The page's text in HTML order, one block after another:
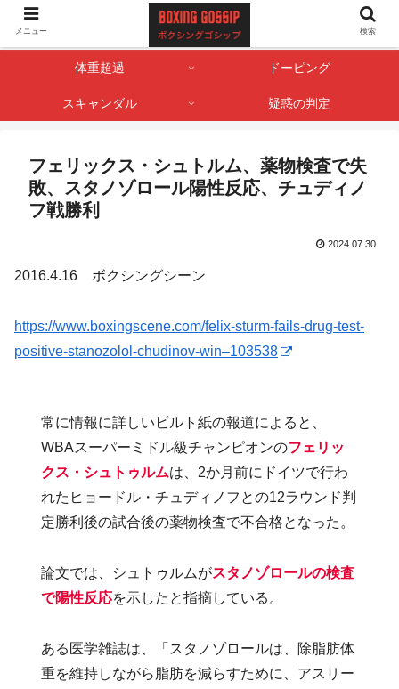
ボクサー・ボクシング界のゴシップやスキャンダル情報を記録しておくサイト
です。
体重超過 ドーピング
スキャンダル 疑惑の判定
フェリックス・シュトルム、薬物検査で失
敗、スタノゾロール陽性反応、チュディノ
フ戦勝利
2024.07.30
2016.4.16 ボクシングシーン
https://www.boxingscene.com/felix-sturm-fails-drug-test-
positive-stanozolol-chudinov-win–103538
常に情報に詳しいビルト紙の報道によると、
WBAスーパーミドル級チャンピオンのフェリッ
クス・シュトゥルムは、2か月前にドイツで行わ
れたヒョードル・チュディノフとの12ラウンド判
定勝利後の試合後の薬物検査で不合格となった。
論文では、シュトゥルムがスタノゾロールの検査
で陽性反応を示したと指摘している。
ある医学雑誌は、「スタノゾロールは、除脂肪体
重を維持しながら脂肪を減らすために、アスリー
メニュー 検索